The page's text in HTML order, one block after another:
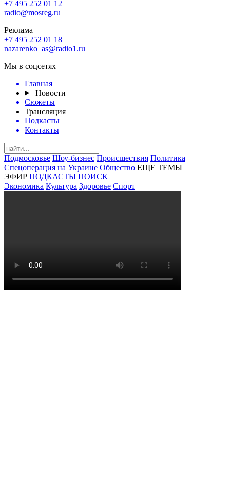
+7 495 252 01 12
radio@mosreg.ru
Реклама
+7 495 252 01 18
nazarenko_as@radio1.ru
Мы в соцсетях
Главная
Новости
Сюжеты
Трансляция
Подкасты
Контакты
Подмосковье Шоу-бизнес Происшествия Политика
Спецоперация на Украине Общество ЕЩЕ ТЕМЫ
ЭФИР ПОДКАСТЫ ПОИСК
Экономика Культура Здоровье Спорт